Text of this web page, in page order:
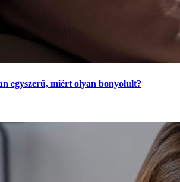
egyszerű, miért olyan bonyolult?